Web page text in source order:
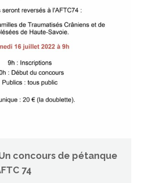
concours de pétanque
74